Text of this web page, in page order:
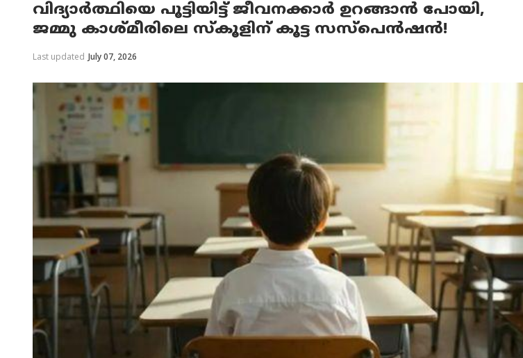
വിദ്യാർത്ഥിയെ പൂട്ടിയിട്ട് ജീവനക്കാർ ഉറങ്ങാൻ പോയി,
ജമ്മു കാശ്മീരിലെ സ്കൂളിന് കൂട്ട സസ്പെൻഷൻ!
Last updated July 07, 2026